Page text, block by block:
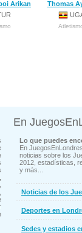
Arikan
Thomas
En
Lo que puedes
En
noticias sobre los
2012, estadísticas,
y más...
Noticias de los
Deportes en
Sedes y estadios